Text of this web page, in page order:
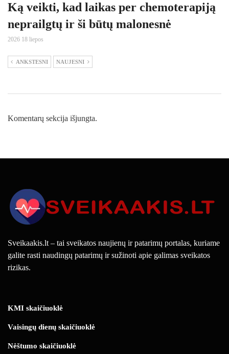
Ką veikti, kad laikas per chemoterapiją
neprailgtų ir ši būtų malonesnė
2026 18 liepos
ANKSTESNI NAUJESNI
Komentarų sekcija išjungta.
Sveikaakis.lt – tai sveikatos naujienų ir patarimų portalas, kuriame
galite rasti naudingų patarimų ir sužinoti apie galimas sveikatos
rizikas.
KMI skaičiuoklė
Vaisingų dienų skaičiuoklė
Nėštumo skaičiuoklė